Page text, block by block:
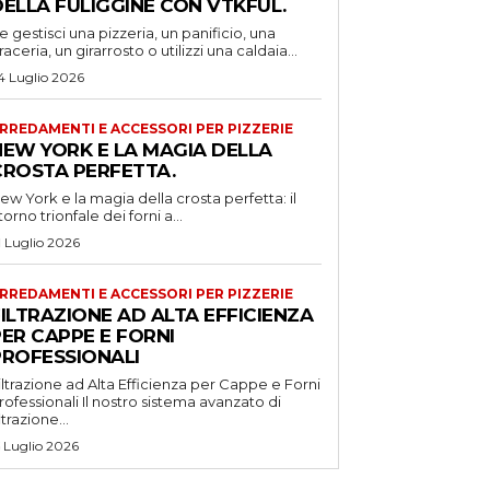
FULIGGINE CON VTKFUL.
gestisci una pizzeria, un panificio, una
un girarrosto o utilizzi una caldaia...
Luglio 2026
E ACCESSORI PER PIZZERIE
YORK E LA MAGIA DELLA
PERFETTA.
York e la magia della crosta perfetta: il
trionfale dei forni a...
Luglio 2026
E ACCESSORI PER PIZZERIE
AD ALTA EFFICIENZA
CAPPE E FORNI
ad Alta Efficienza per Cappe e Forni
Il nostro sistema avanzato di
Luglio 2026